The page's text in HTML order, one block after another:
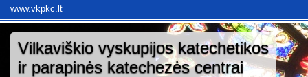
www.vkpkc.lt
Vilkaviškio vyskupijos katechetikos
ir parapinės katechezės centrai